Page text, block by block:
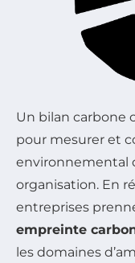
Un bilan carbone
pour mesurer et
environnemental
organisation. En
entreprises
empreinte
les domaines